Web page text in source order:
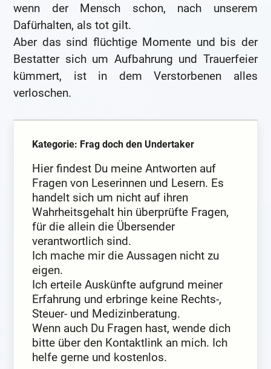
wenn der Mensch schon, nach unserem
Dafürhalten, als tot gilt.
Aber das sind flüchtige Momente und bis der
Bestatter sich um Aufbahrung und Trauerfeier
kümmert, ist in dem Verstorbenen alles
verloschen.
Kategorie: Frag doch den Undertaker
Hier findest Du meine Antworten auf
Fragen von Leserinnen und Lesern. Es
handelt sich um nicht auf ihren
Wahrheitsgehalt hin überprüfte Fragen,
für die allein die Übersender
verantwortlich sind.
Ich mache mir die Aussagen nicht zu
eigen.
Ich erteile Auskünfte aufgrund meiner
Erfahrung und erbringe keine Rechts-,
Steuer- und Medizinberatung.
Wenn auch Du Fragen hast, wende dich
bitte über den Kontaktlink an mich. Ich
helfe gerne und kostenlos.